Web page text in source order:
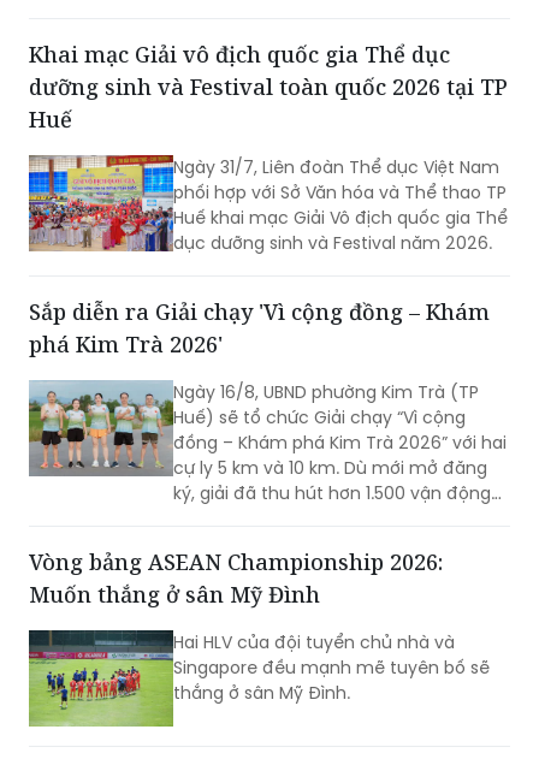
năm 2026.
Khai mạc Giải vô địch quốc gia Thể dục
dưỡng sinh và Festival toàn quốc 2026 tại TP
Huế
Ngày 31/7, Liên đoàn Thể dục Việt Nam
phối hợp với Sở Văn hóa và Thể thao TP
Huế khai mạc Giải Vô địch quốc gia Thể
dục dưỡng sinh và Festival năm 2026.
Sắp diễn ra Giải chạy 'Vì cộng đồng – Khám
phá Kim Trà 2026'
Ngày 16/8, UBND phường Kim Trà (TP
Huế) sẽ tổ chức Giải chạy “Vì cộng
đồng – Khám phá Kim Trà 2026” với hai
cự ly 5 km và 10 km. Dù mới mở đăng
ký, giải đã thu hút hơn 1.500 vận động
thể thao mang đậm bản sắc quê
hương.
Vòng bảng ASEAN Championship 2026:
Muốn thắng ở sân Mỹ Đình
Hai HLV của đội tuyển chủ nhà và
Singapore đều mạnh mẽ tuyên bố sẽ
thắng ở sân Mỹ Đình.